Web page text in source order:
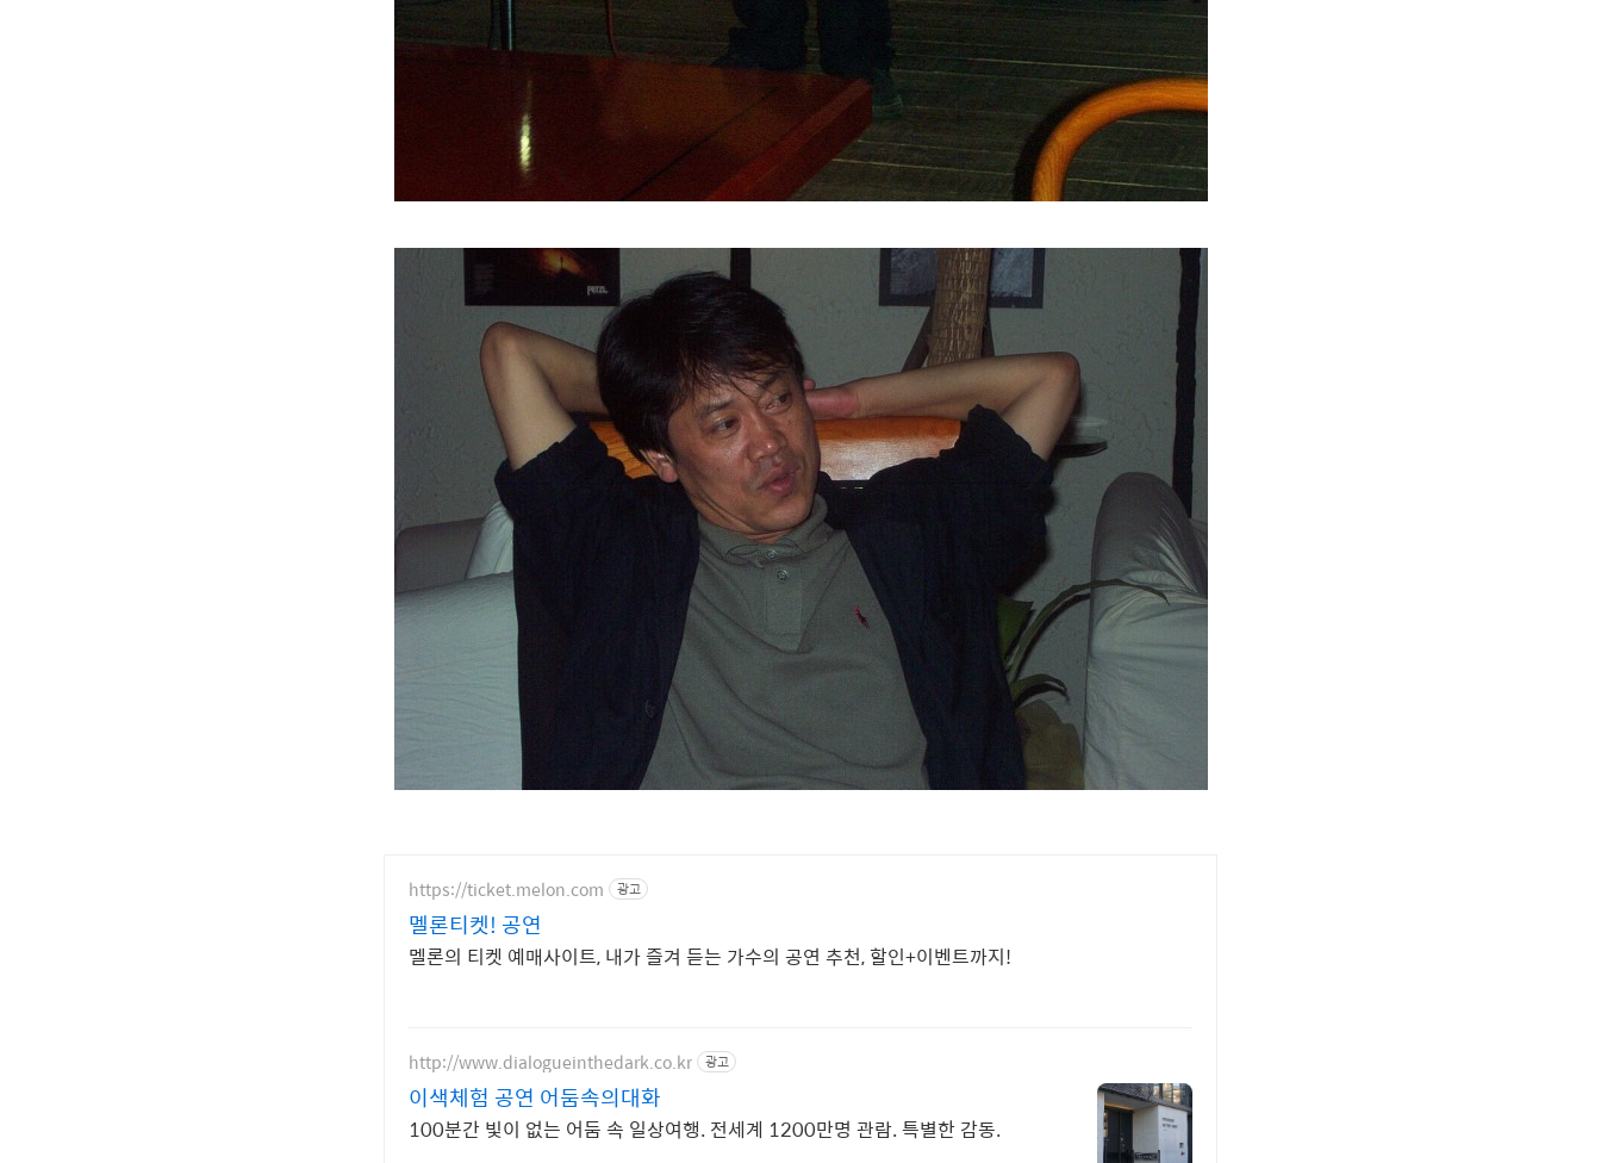
https://ticket.melon.com 광고
멜론티켓! 공연
멜론의 티켓 예매사이트, 내가 즐겨 듣는 가수의 공연 추천, 할인+이벤트까지!
http://www.dialogueinthedark.co.kr 광고
이색체험 공연 어둠속의대화
100분간 빛이 없는 어둠 속 일상여행. 전세계 1200만명 관람. 특별한 감동.